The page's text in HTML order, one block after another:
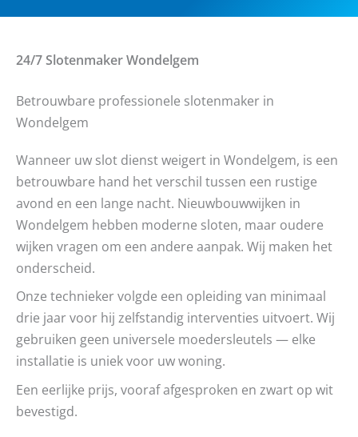
24/7 SlotenmakerWondelgem
Betrouwbare professionele slotenmaker in
Wondelgem
Wanneer uw slot dienst weigert in Wondelgem, is een
betrouwbare hand het verschil tussen een rustige
avond en een lange nacht. Nieuwbouwwijken in
Wondelgem hebben moderne sloten, maar oudere
wijken vragen om een andere aanpak. Wij maken het
onderscheid.
Onze technieker volgde een opleiding van minimaal
drie jaar voor hij zelfstandig interventies uitvoert. Wij
gebruiken geen universele moedersleutels — elke
installatie is uniek voor uw woning.
Een eerlijke prijs, vooraf afgesproken en zwart op wit
bevestigd.